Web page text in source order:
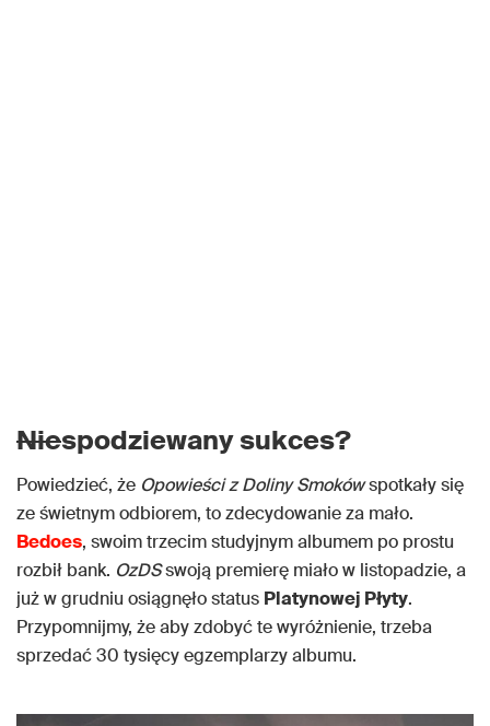
Niespodziewany sukces?
Powiedzieć, że Opowieści z Doliny Smokówspotkały się
ze świetnym odbiorem, to zdecydowanie za mało.
Bedoes, swoim trzecim studyjnym albumem po prostu
rozbił bank. OzDSswoją premierę miało w listopadzie, a
już w grudniu osiągnęło status Platynowej Płyty.
Przypomnijmy, że aby zdobyć te wyróżnienie, trzeba
sprzedać 30 tysięcy egzemplarzy albumu.